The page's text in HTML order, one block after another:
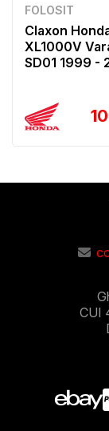
FOLOSIT
Claxon
XL1000V
SD01 1999 -
CUI